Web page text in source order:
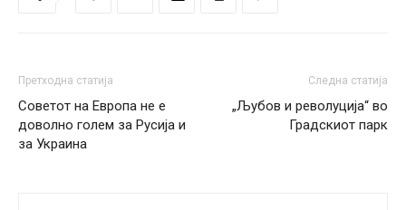
Претходна статија
Советот на Европа не е
доволно голем за Русија и
за Украина
Следна статија
„Љубов и револуција“ во
Градскиот парк